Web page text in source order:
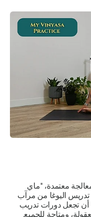
معتمدة، "ماي
اليوغا من مرآب
تجعل دورات تدريب
ومتاحة للجميع.